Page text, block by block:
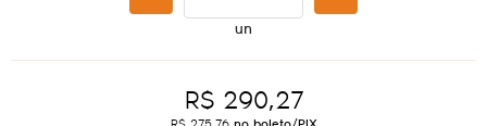
un
R$ 290,27